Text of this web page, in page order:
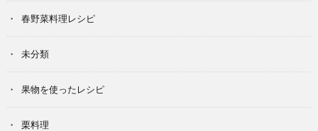
春野菜料理レシピ
未分類
果物を使ったレシピ
栗料理